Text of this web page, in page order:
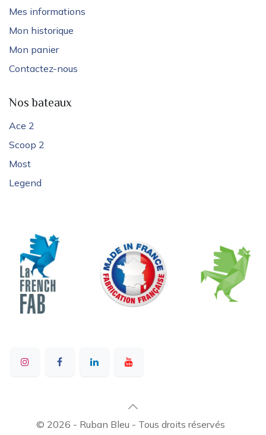
Mes informations
Mon historique
Mon panier
Contactez-nous
Nos bateaux
Ace 2
Scoop 2
Most
Legend
© 2026 - Ruban Bleu - Tous droits réservés